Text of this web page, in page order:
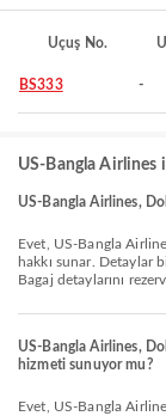
Uçuş No.
BS333 -
US-Bangla Airlines
US-Bangla Airlines,
Evet, US-Bangla Airlines Doha varışlı Yerel & Uluslararası uçuşlar için bagaj
hakkı sunar. Detaylar
Bagaj detaylarını
US-Bangla Airlines,
hizmeti sunuyor mu?
Evet, US-Bangla Airlines, Doha şehrine yapılan uçuşlar için çevrimiçi check-in